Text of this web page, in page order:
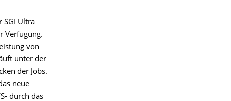
SGI Ultra
Verfügung.
von
unter der
der Jobs.
neue
durch das